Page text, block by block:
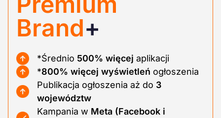
Brand+
*Średnio 500% więcej aplikacji
*800% więcej wyświetleń ogłoszenia
Publikacja ogłoszenia aż do 3
województw
Kampania w Meta (Facebook i